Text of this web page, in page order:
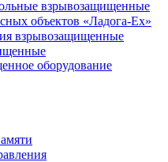
взрывозащищенные
объектов «Ладога-Ex»
взрывозащищенные
оборудование